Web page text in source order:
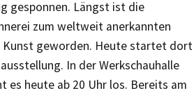
gesponnen. Längst ist die
zum weltweit anerkannten
Kunst geworden. Heute startet dort
In der Werkschauhalle
es heute ab 20 Uhr los. Bereits am